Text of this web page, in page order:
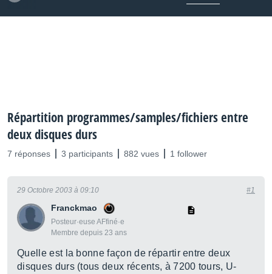
Répartition programmes/samples/fichiers entre
deux disques durs
7 réponses 3 participants 882 vues 1 follower
Franckmao
Posteur·euse AFfiné·e
Membre depuis 23 ans
29 Octobre 2003 à 09:10 #1
Quelle est la bonne façon de répartir entre deux
disques durs (tous deux récents, à 7200 tours, U-